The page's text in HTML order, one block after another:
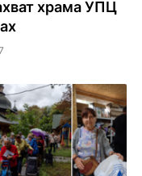
храма УПЦ